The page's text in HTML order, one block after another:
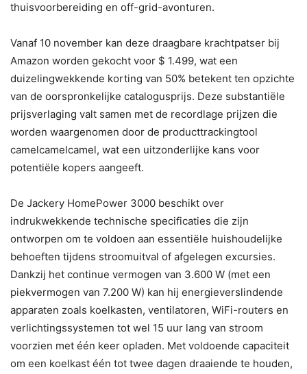
thuisvoorbereiding en off-grid-avonturen.
Vanaf 10 november kan deze draagbare krachtpatser bij
Amazon worden gekocht voor $ 1.499, wat een
duizelingwekkende korting van 50% betekent ten opzichte
van de oorspronkelijke catalogusprijs. Deze substantiële
prijsverlaging valt samen met de recordlage prijzen die
worden waargenomen door de producttrackingtool
camelcamelcamel, wat een uitzonderlijke kans voor
potentiële kopers aangeeft.
De Jackery HomePower 3000 beschikt over
indrukwekkende technische specificaties die zijn
ontworpen om te voldoen aan essentiële huishoudelijke
behoeften tijdens stroomuitval of afgelegen excursies.
Dankzij het continue vermogen van 3.600 W (met een
piekvermogen van 7.200 W) kan hij energieverslindende
apparaten zoals koelkasten, ventilatoren, WiFi-routers en
verlichtingssystemen tot wel 15 uur lang van stroom
voorzien met één keer opladen. Met voldoende capaciteit
om een ​​koelkast één tot twee dagen draaiende te houden,